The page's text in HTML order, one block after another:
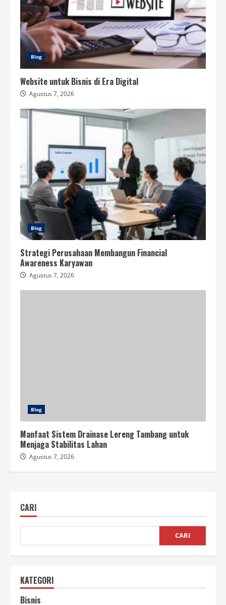
Blog
Website untuk Bisnis di Era Digital
Agustus 7, 2026
Blog
Strategi Perusahaan Membangun Financial
Awareness Karyawan
Agustus 7, 2026
Blog
Manfaat Sistem Drainase Lereng Tambang untuk
Menjaga Stabilitas Lahan
Agustus 7, 2026
CARI
CARI
KATEGORI
Bisnis